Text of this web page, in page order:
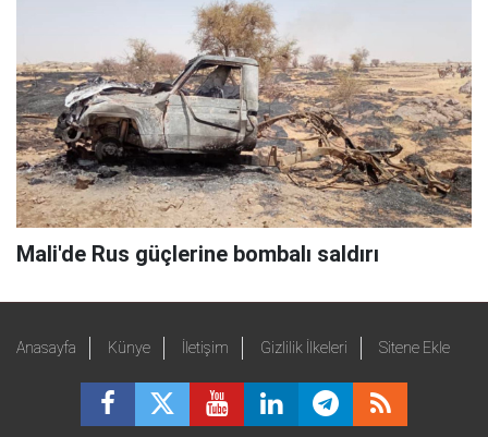
Mali'de Rus güçlerine bombalı saldırı
Anasayfa Künye İletişim Gizlilik İlkeleri Sitene Ekle